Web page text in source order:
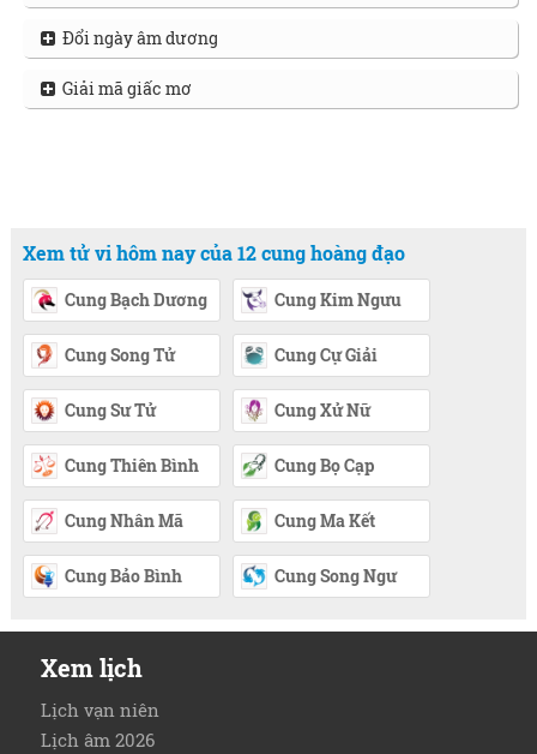
Đổi ngày âm dương
Giải mã giấc mơ
Xem tử vi hôm nay của 12 cung hoàng đạo
Cung Bạch Dương Cung Kim Ngưu
Cung Song Tử Cung Cự Giải
Cung Sư Tử Cung Xử Nữ
Cung Thiên Bình Cung Bọ Cạp
Cung Nhân Mã Cung Ma Kết
Cung Bảo Bình Cung Song Ngư
Xem lịch
Lịch vạn niên
Lịch âm 2026